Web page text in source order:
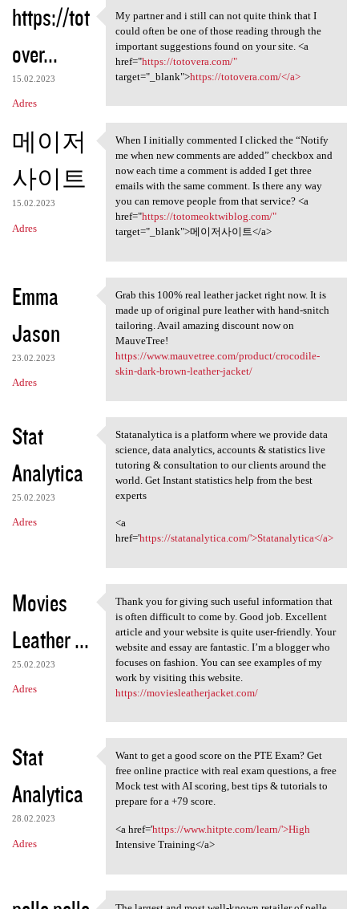
https://tot
over...
15.02.2023
Adres
My partner and i still can
My partner and i still can not quite think that I
could often be one of those reading through the
important suggestions found on your site. <a
href="https://totovera.com/"
target="_blank">https://totovera.com/</a>
메이저
사이트
15.02.2023
Adres
When I initially commented I
When I initially commented I clicked the “Notify
me when new comments are added” checkbox and
now each time a comment is added I get three
emails with the same comment. Is there any way
you can remove people from that service? <a
href="https://totomeoktwiblog.com/"
target="_blank">메이저사이트</a>
Emma
Jason
23.02.2023
Adres
Grab this 100% real leather
Grab this 100% real leather jacket right now. It is
made up of original pure leather with hand-snitch
tailoring. Avail amazing discount now on
MauveTree!
https://www.mauvetree.com/product/crocodile-
skin-dark-brown-leather-jacket/
Stat
Analytica
25.02.2023
Adres
Statanalytica is a platform
Statanalytica is a platform where we provide data
science, data analytics, accounts & statistics live
tutoring & consultation to our clients around the
world. Get Instant statistics help from the best
experts
<a
href='https://statanalytica.com/'>Statanalytica</a>
Movies
Leather ...
25.02.2023
Adres
Thank you for giving such
Thank you for giving such useful information that
is often difficult to come by. Good job. Excellent
article and your website is quite user-friendly. Your
website and essay are fantastic. I’m a blogger who
focuses on fashion. You can see examples of my
work by visiting this website.
https://moviesleatherjacket.com/
Stat
Analytica
28.02.2023
Adres
Want to get a good score on
Want to get a good score on the PTE Exam? Get
free online practice with real exam questions, a free
Mock test with AI scoring, best tips & tutorials to
prepare for a +79 score.
<a href='https://www.hitpte.com/learn/'>High
Intensive Training</a>